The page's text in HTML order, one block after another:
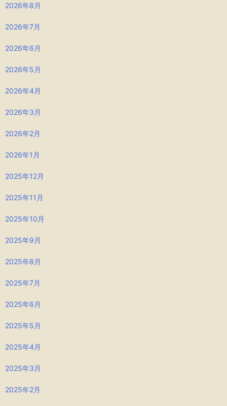
2026年8月
2026年7月
2026年6月
2026年5月
2026年4月
2026年3月
2026年2月
2026年1月
2025年12月
2025年11月
2025年10月
2025年9月
2025年8月
2025年7月
2025年6月
2025年5月
2025年4月
2025年3月
2025年2月